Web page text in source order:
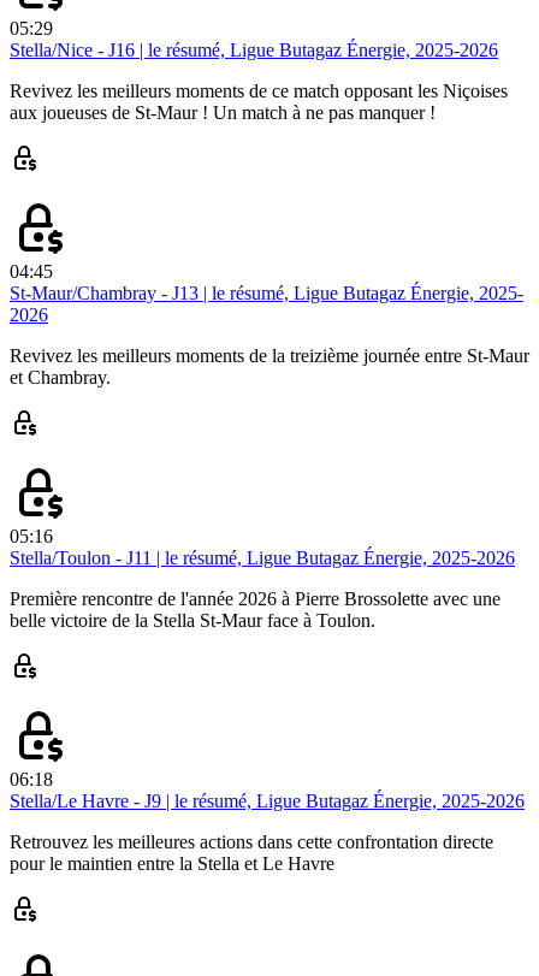
05:29
Stella/Nice - J16 | le résumé, Ligue Butagaz Énergie, 2025-2026
Revivez les meilleurs moments de ce match opposant les Niçoises
aux joueuses de St-Maur ! Un match à ne pas manquer !
04:45
St-Maur/Chambray - J13 | le résumé, Ligue Butagaz Énergie, 2025-
2026
Revivez les meilleurs moments de la treizième journée entre St-Maur
et Chambray.
05:16
Stella/Toulon - J11 | le résumé, Ligue Butagaz Énergie, 2025-2026
Première rencontre de l'année 2026 à Pierre Brossolette avec une
belle victoire de la Stella St-Maur face à Toulon.
06:18
Stella/Le Havre - J9 | le résumé, Ligue Butagaz Énergie, 2025-2026
Retrouvez les meilleures actions dans cette confrontation directe
pour le maintien entre la Stella et Le Havre